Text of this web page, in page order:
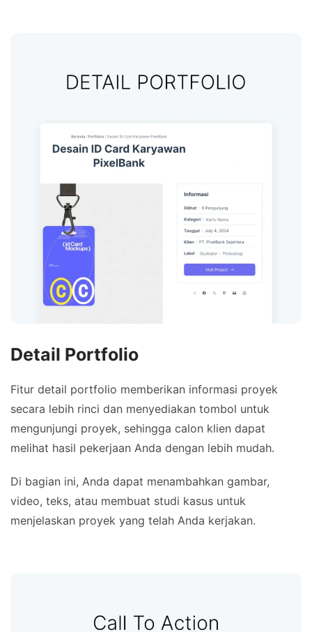
Detail Portfolio
Fitur detail portfolio memberikan informasi proyek
secara lebih rinci dan menyediakan tombol untuk
mengunjungi proyek, sehingga calon klien dapat
melihat hasil pekerjaan Anda dengan lebih mudah.
Di bagian ini, Anda dapat menambahkan gambar,
video, teks, atau membuat studi kasus untuk
menjelaskan proyek yang telah Anda kerjakan.